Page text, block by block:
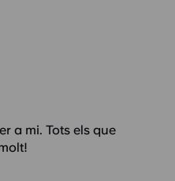
a mi. Tots els que